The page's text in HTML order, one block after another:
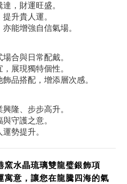
，財運旺盛。
升貴人運。
能增強自信氣場。
合與日常配戴。
展現獨特個性。
品搭配，增添層次感。
隆、步步高升。
守護之意。
勢提升。
窯水晶琉璃雙龍璧銀飾項
寓意，讓您在龍騰四海的氣